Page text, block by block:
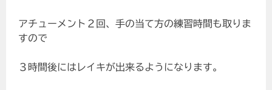
アチューメント２回、手の当て方の練習時間も取りま
すので
３時間後にはレイキが出来るようになります。